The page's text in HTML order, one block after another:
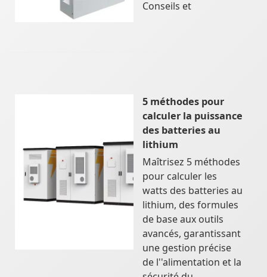
Conseils et
5 méthodes pour
calculer la puissance
des batteries au
lithium
Maîtrisez 5 méthodes
pour calculer les
watts des batteries au
lithium, des formules
de base aux outils
avancés, garantissant
une gestion précise
de l''alimentation et la